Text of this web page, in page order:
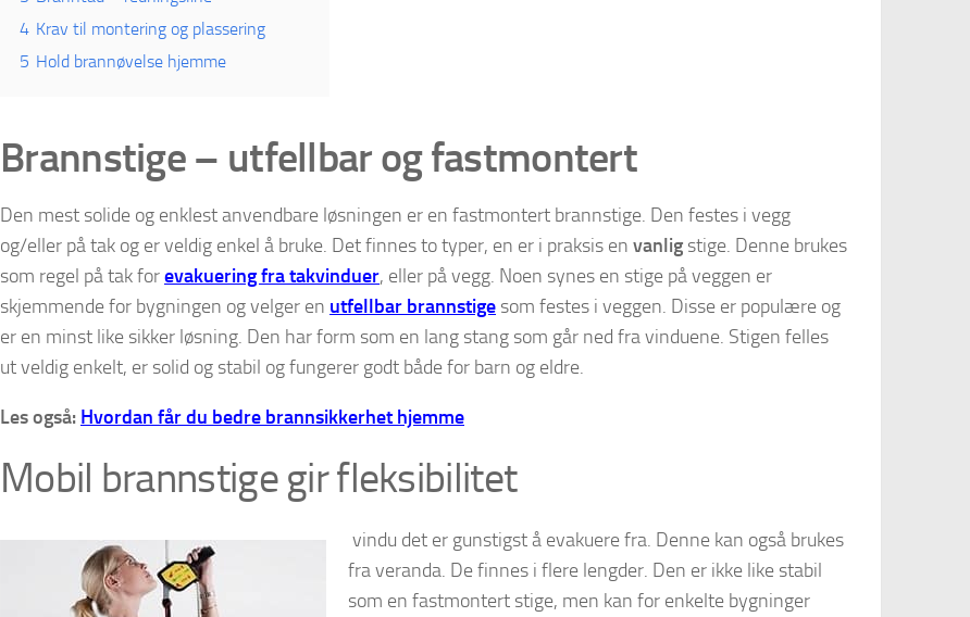
4 Krav til montering og plassering
5 Hold brannøvelse hjemme
Brannstige – utfellbar og fastmontert
Den mest solide og enklest anvendbare løsningen er en fastmontert brannstige. Den festes i vegg
og/eller på tak og er veldig enkel å bruke. Det finnes to typer, en er i praksis en vanlig stige. Denne brukes
som regel på tak forevakuering fra takvinduer, eller på vegg. Noen synes en stige på veggen er
skjemmende for bygningen og velger en utfellbar brannstige som festes i veggen. Disse er populære og
er en minst like sikker løsning. Den har form som en lang stang som går ned fra vinduene. Stigen felles
ut veldig enkelt, er solid og stabil og fungerer godt både for barn og eldre.
Les også: Hvordan får du bedre brannsikkerhet hjemme
Mobil brannstige gir fleksibilitet
vindu det er gunstigst å evakuere fra. Denne kan også brukes
fra veranda. De finnes i flere lengder. Den er ikke like stabil
som en fastmontert stige, men kan for enkelte bygninger